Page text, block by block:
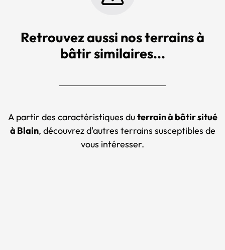
Retrouvez aussi nos terrains à
bâtir similaires...
A partir des caractéristiques duterrain à bâtir situé
à Blain, découvrez d'autres terrains susceptibles de
vous intéresser.